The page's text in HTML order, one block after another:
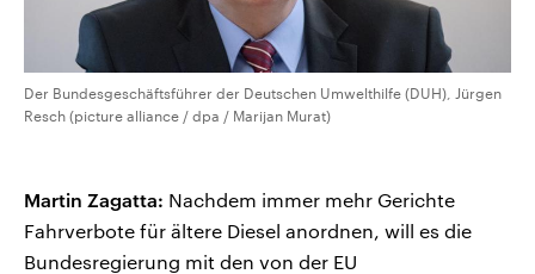
Der Bundesgeschäftsführer der Deutschen Umwelthilfe (DUH), Jürgen
Resch (picture alliance / dpa / Marijan Murat)
Martin Zagatta: Nachdem immer mehr Gerichte
Fahrverbote für ältere Diesel anordnen, will es die
Bundesregierung mit den von der EU